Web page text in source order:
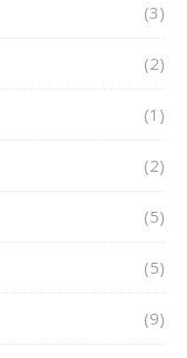
(3)
(2)
(1)
(2)
(5)
(5)
(9)